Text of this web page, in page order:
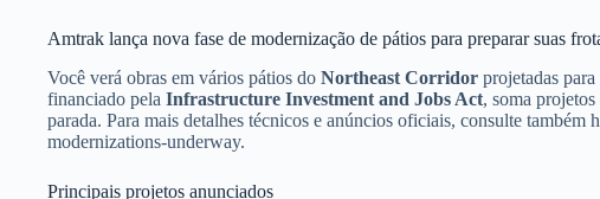
Amtrak lança nova fase de modernização de pátios para preparar suas
Você verá obras em vários pátios do Northeast Corridor projetadas
financiado pela Infrastructure Investment and Jobs Act, soma
parada. Para mais detalhes técnicos e anúncios oficiais, consulte
modernizations-underway.
Principais projetos anunciados